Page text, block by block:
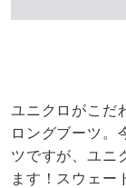
ユニクロがこだ
ロングブーツ。
ツですが、ユニ
ます！スウェー